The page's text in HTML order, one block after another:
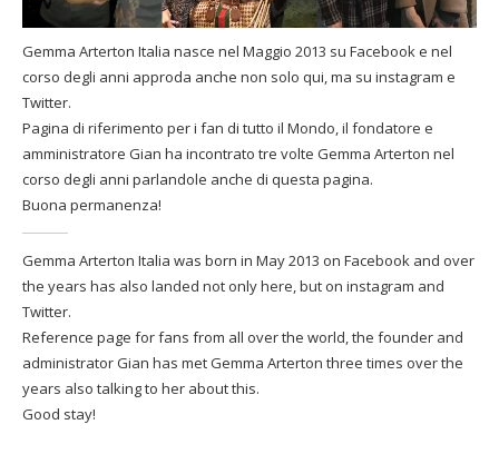
Gemma Arterton Italia nasce nel Maggio 2013 su Facebook e nel
corso degli anni approda anche non solo qui, ma su instagram e
Twitter.
Pagina di riferimento per i fan di tutto il Mondo, il fondatore e
amministratore Gian ha incontrato tre volte Gemma Arterton nel
corso degli anni parlandole anche di questa pagina.
Buona permanenza!
Gemma Arterton Italia was born in May 2013 on Facebook and over
the years has also landed not only here, but on instagram and
Twitter.
Reference page for fans from all over the world, the founder and
administrator Gian has met Gemma Arterton three times over the
years also talking to her about this.
Good stay!